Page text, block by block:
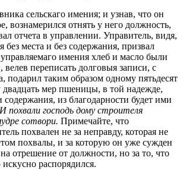
сельскаго имения; и узнав, что он
вознамерился отнять у него должность,
отчета в управлении. Управитель, видя,
без места и без содержания, призвал
имения хлеб и масло были
переписать долговыя записи, с
подарил таким образом одному пятьдесят
двадцать мер пшеницы, в той надежде,
содержания, из благодарности будет ими
И похвали господь дому строителя
сотвори. Примечайте, что
похвален не за неправду, которая не
похвалы, и за которую он уже сужден
отрешение от должности, но за то, что
искусно распорядился.